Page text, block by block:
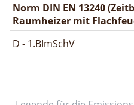
Norm DIN EN 13240
Raumheizer mit
D - 1.BImSchV